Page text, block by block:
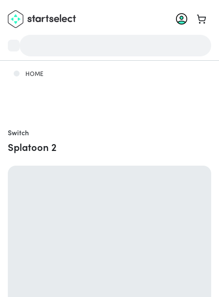
Ga
HOME
Switch
Splatoon 2